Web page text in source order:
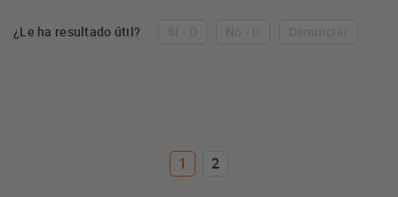
¿Le ha resultado útil?
1 2